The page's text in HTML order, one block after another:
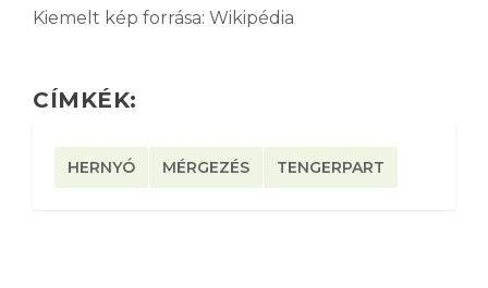
Kiemelt kép forrása: Wikipédia
CÍMKÉK:
HERNYÓ MÉRGEZÉS TENGERPART